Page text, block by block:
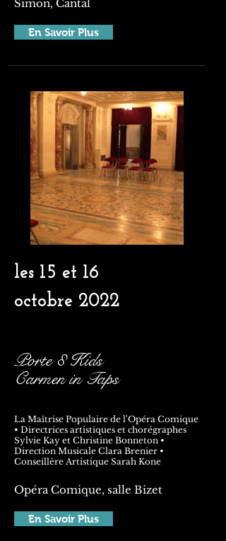
Simon, Cantal
En Savoir Plus
les 15 et 16
octobre 2022
Porte 8 Kids
Carmen in Taps
La Maîtrise Populaire de l'Opéra Comique
• Directrices artistiques et chorégraphes
Sylvie Kay et Christine Bonneton •
Direction Musicale Clara Brenier •
Conseillère Artistique Sarah Kone
Opéra Comique, salle Bizet
En Savoir Plus